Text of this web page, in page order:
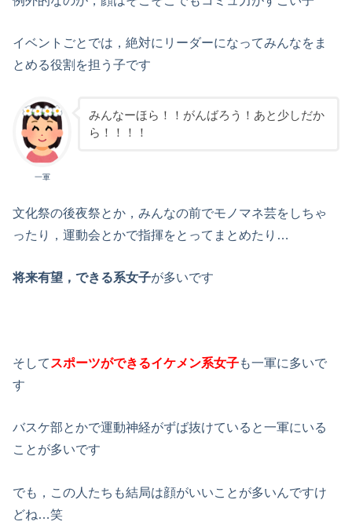
イベントごとでは，絶対にリーダーになってみんなをま
とめる役割を担う子です
一軍
みんなーほら！！がんばろう！あと少しだか
ら！！！！
文化祭の後夜祭とか，みんなの前でモノマネ芸をしちゃ
ったり，運動会とかで指揮をとってまとめたり…
将来有望，できる系女子が多いです
そして スポーツができるイケメン系女子も一軍に多いで
す
バスケ部とかで運動神経がずば抜けていると一軍にいる
ことが多いです
でも，この人たちも結局は顔がいいことが多いんですけ
どね…笑